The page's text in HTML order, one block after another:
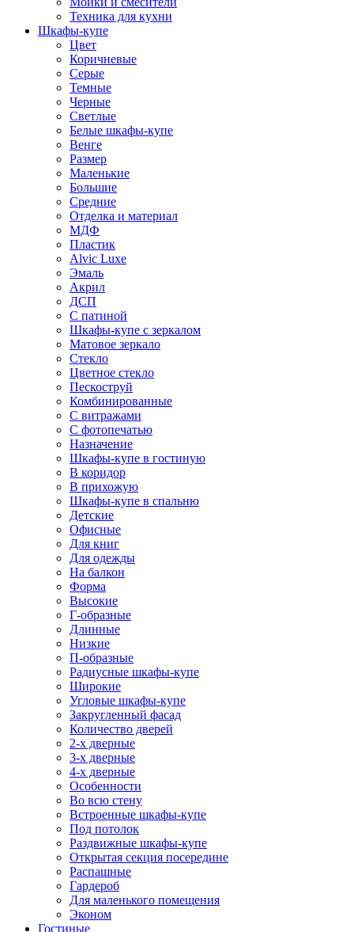
Техника для кухни
Шкафы-купе
Цвет
Коричневые
Серые
Темные
Черные
Светлые
Белые шкафы-купе
Венге
Размер
Маленькие
Большие
Средние
Отделка и материал
МДФ
Пластик
Alvic Luxe
Эмаль
Акрил
ДСП
С патиной
Шкафы-купе с зеркалом
Матовое зеркало
Стекло
Цветное стекло
Пескоструй
Комбинированные
С витражами
С фотопечатью
Назначение
Шкафы-купе в гостиную
В коридор
В прихожую
Шкафы-купе в спальню
Детские
Офисные
Для книг
Для одежды
На балкон
Форма
Высокие
Г-образные
Длинные
Низкие
П-образные
Радиусные шкафы-купе
Широкие
Угловые шкафы-купе
Закругленный фасад
Количество дверей
2-х дверные
3-х дверные
4-х дверные
Особенности
Во всю стену
Встроенные шкафы-купе
Под потолок
Раздвижные шкафы-купе
Открытая секция посередине
Распашные
Гардероб
Для маленького помещения
Эконом
Гостиные